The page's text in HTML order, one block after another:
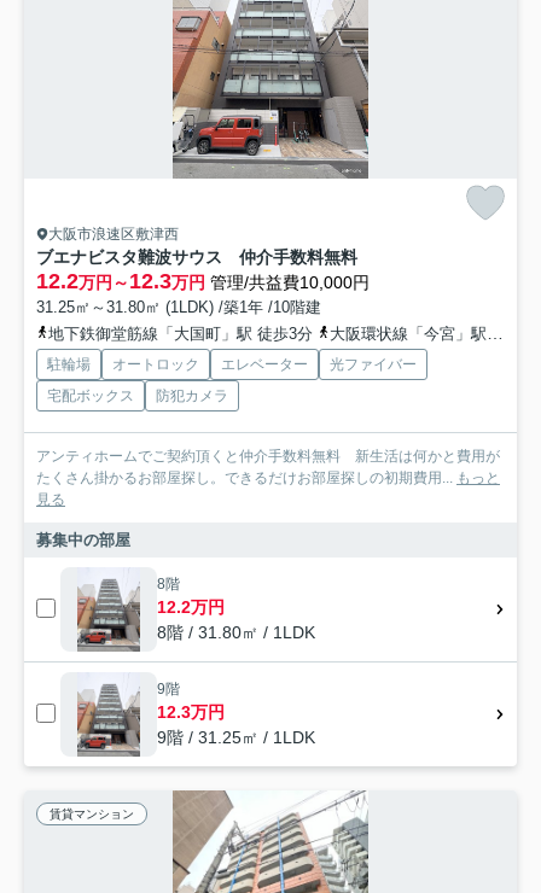
大阪市浪速区敷津西
ブエナビスタ難波サウス 仲介手数料無料
12.2万円～12.3万円 管理/共益費10,000円
31.25㎡～31.80㎡ (1LDK) /築1年 /10階建
地下鉄御堂筋線「大国町」駅 徒歩3分
大阪環状線「今宮」駅 徒歩8分
駐輪場 オートロック エレベーター
光ファイバー
宅配ボックス
防犯カメラ
アンティホームでご契約頂くと仲介手数料無料 新生活は何かと費用が
たくさん掛かるお部屋探し。できるだけお部屋探しの初期費用... もっと
見る
募集中の部屋
8階
12.2万円
8階 / 31.80㎡ / 1LDK
9階
12.3万円
9階 / 31.25㎡ / 1LDK
賃貸マンション